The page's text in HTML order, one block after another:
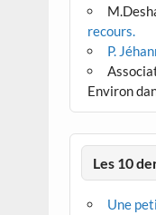
recours.
P.
Environ
Les 10
Une